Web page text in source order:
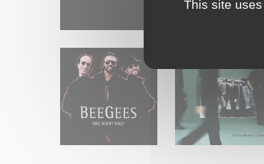
This site